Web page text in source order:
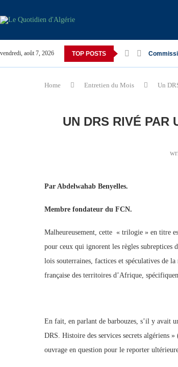
vendredi, août 7, 2026 TOP POSTS
Home Entretien du Mois Un
UN DRS RIVÉ PAR
Par Abdelwahab Benyelles.
Membre fondateur du FCN.
Malheureusement, cette « trilogie » en titre
pour ceux qui ignorent les règles subreptices
lois souterraines, factices et spéculatives de
française des territoires d’Afrique,
En fait, en parlant de barbouzes, s’il y avait
DRS. Histoire des services secrets algériens
ouvrage en question pour le reporter